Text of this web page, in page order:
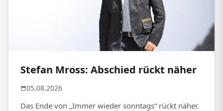
Stefan Mross: Abschied rückt näher
05.08.2026
Das Ende von „Immer wieder sonntags“ rückt näher.